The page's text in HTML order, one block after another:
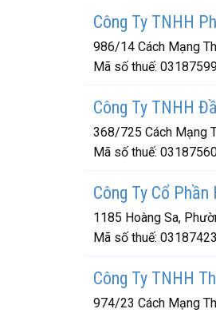
Công Ty TNHH
986/14 Cách Mạng
Mã số thuế:
Công Ty TNHH
368/725 Cách Mạng
Mã số thuế:
Công Ty Cổ
1185 Hoàng Sa,
Mã số thuế:
Công Ty TNHH
974/23 Cách Mạng